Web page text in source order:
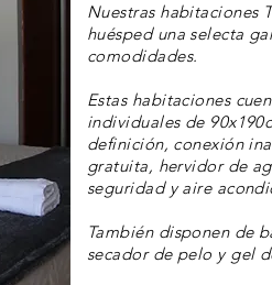
Nuestras habitaciones
huésped una selecta
comodidades.
Estas habitaciones
individuales de
definición, conexión
gratuita, hervidor de
seguridad y aire
También disponen de
secador de pelo y gel